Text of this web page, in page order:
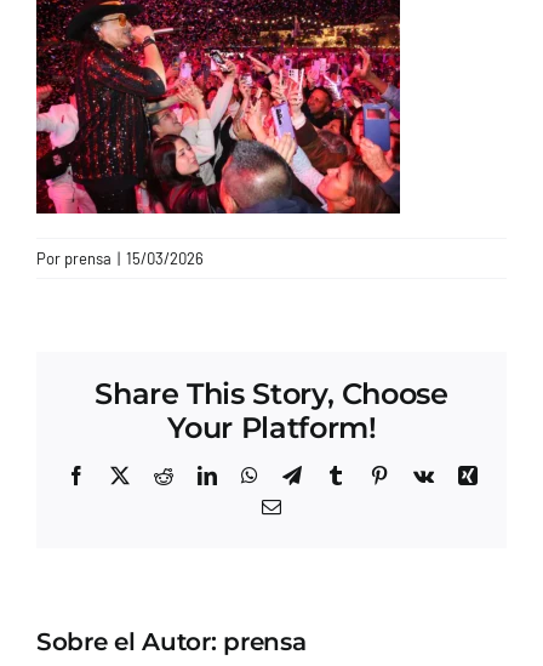
CONTACTO
Por prensa | 15/03/2026
Share This Story, Choose
Your Platform!
Facebook
X RedditLinkedInWhatsApp
TelegramTumblrPinterest
Vk
Xing
Correo
Sobre el Autor: prensa